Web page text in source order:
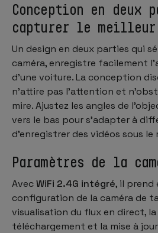
Conception en deux
capturer le meilleur
Un design en deux parties qui
caméra, enregistre facilement
d'une voiture. La conception
n'attire pas l'attention et
mire. Ajustez les angles de
vers le bas pour s'adapter à
d'enregistrer des vidéos sous le
Paramètres de la
AvecWiFi 2.4G intégré, il prend
configuration de la caméra de
visualisation du flux en direct,
téléchargement et la mise à